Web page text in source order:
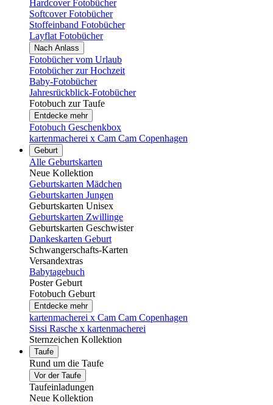
Hardcover Fotobücher
Softcover Fotobücher
Stoffeinband Fotobücher
Layflat Fotobücher
Nach Anlass
Fotobücher vom Urlaub
Fotobücher zur Hochzeit
Baby-Fotobücher
Jahresrückblick-Fotobücher
Fotobuch zur Taufe
Entdecke mehr
Fotobuch Geschenkbox
kartenmacherei x Cam Cam Copenhagen
Geburt
Alle Geburtskarten
Neue Kollektion
Geburtskarten Mädchen
Geburtskarten Jungen
Geburtskarten Unisex
Geburtskarten Zwillinge
Geburtskarten Geschwister
Dankeskarten Geburt
Schwangerschafts-Karten
Versandextras
Babytagebuch
Poster Geburt
Fotobuch Geburt
Entdecke mehr
kartenmacherei x Cam Cam Copenhagen
Sissi Rasche x kartenmacherei
Sternzeichen Kollektion
Taufe
Rund um die Taufe
Vor der Taufe
Taufeinladungen
Neue Kollektion